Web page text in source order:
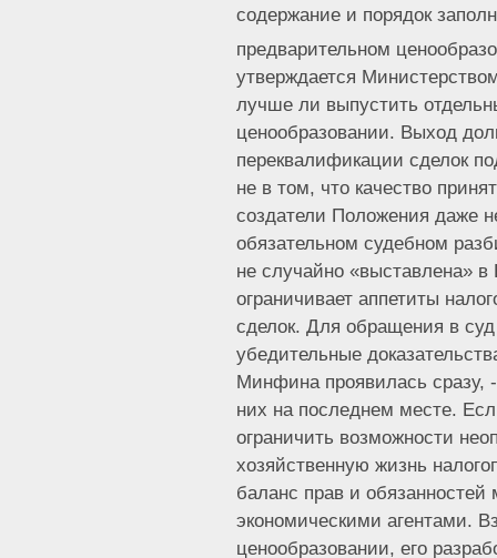
содержание и порядок
предварительном
утверждается
лучше ли выпустить
ценообразовании. Выход
переквалификации сделок
не в том, что качество
создатели Положения даже
обязательном судебном
не случайно «выставлена» в
ограничивает аппетиты
сделок. Для обращения в
убедительные
Минфина проявилась сразу,
них на последнем месте.
ограничить возможности
хозяйственную жизнь
баланс прав и
экономическими агентами.
ценообразовании, его